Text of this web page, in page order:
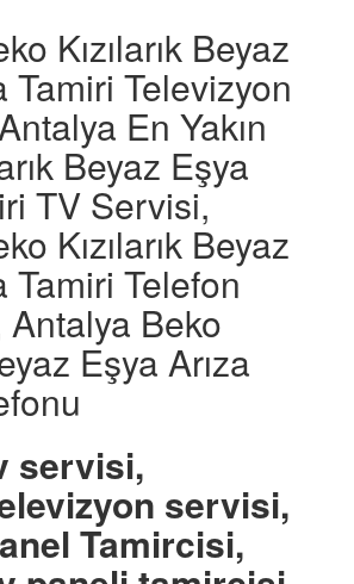
Kızılarık Beyaz
Tamiri Televizyon
En Yakın
Beyaz Eşya
TV Servisi,
Kızılarık Beyaz
Tamiri Telefon
Antalya Beko
Eşya Arıza
servisi,
servisi,
Tamircisi,